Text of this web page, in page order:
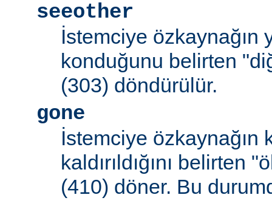
seeother
İstemciye özkaynağın
konduğunu belirten
(303) döndürülür.
gone
İstemciye özkaynağın
kaldırıldığını belirten
(410) döner. Bu